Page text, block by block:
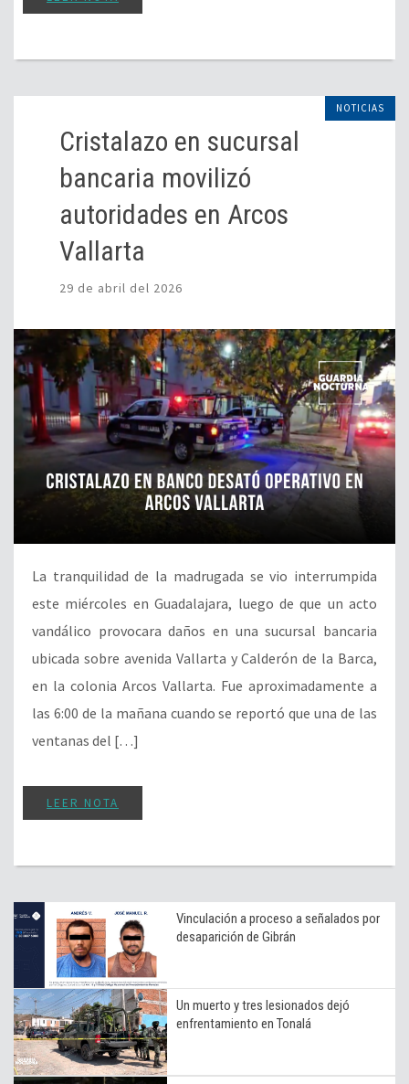
NOTICIAS
Cristalazo en sucursal
bancaria movilizó
autoridades en Arcos
Vallarta
29 de abril del 2026
La tranquilidad de la madrugada se vio interrumpida
este miércoles en Guadalajara, luego de que un acto
vandálico provocara daños en una sucursal bancaria
ubicada sobre avenida Vallarta y Calderón de la Barca,
en la colonia Arcos Vallarta. Fue aproximadamente a
las 6:00 de la mañana cuando se reportó que una de las
ventanas del […]
LEER NOTA
Vinculación a proceso a señalados por
desaparición de Gibrán
Un muerto y tres lesionados dejó
enfrentamiento en Tonalá